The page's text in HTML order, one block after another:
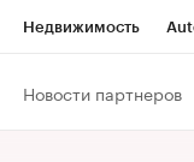
Недвижимость
Новости партнеров